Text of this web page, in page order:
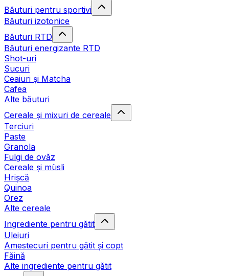
Băuturi pentru sportivi
Băuturi izotonice
Băuturi RTD
Băuturi energizante RTD
Shot-uri
Sucuri
Ceaiuri și Matcha
Cafea
Alte băuturi
Cereale și mixuri de cereale
Terciuri
Paste
Granola
Fulgi de ovăz
Cereale și müsli
Hrișcă
Quinoa
Orez
Alte cereale
Ingrediente pentru gătit
Uleiuri
Amestecuri pentru gătit și copt
Făină
Alte ingrediente pentru gătit